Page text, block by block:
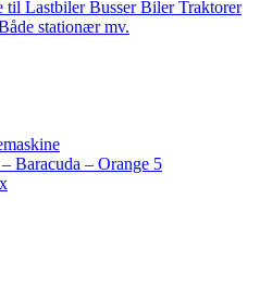
til Lastbiler Busser Biler Traktorer
stationær mv.
Baracuda – Orange 5